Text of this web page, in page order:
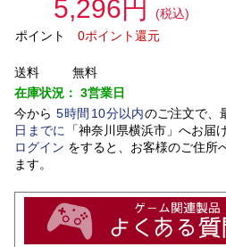
5,296円
(税込)
ポイント
0ポイント還元
送料
無料
在庫状況： 3営業日
今から 5時間 10分以内のご注文で、
日 までに 「神奈川県横浜市」 へお届
ログイン をすると、お客様のご住所
ます。